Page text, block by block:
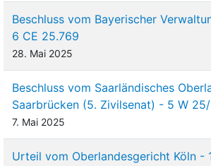
Beschluss vom Bayerischer
6 CE 25.769
28. Mai 2025
Beschluss vom Saarländisches
Saarbrücken (5. Zivilsenat) - 5 W
7. Mai 2025
Urteil vom Oberlandesgericht Köln -